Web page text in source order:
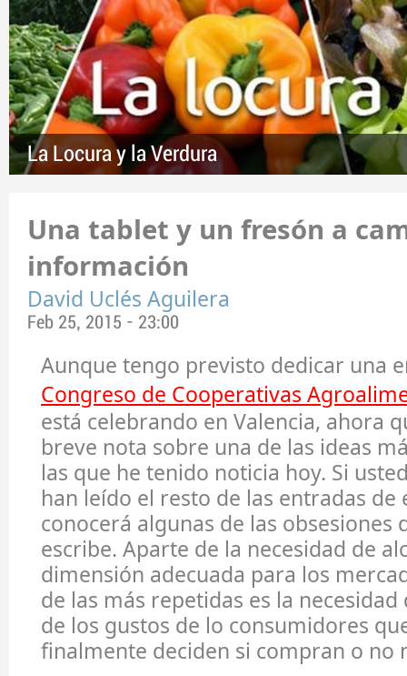
La Locura y la Verdura
Una tablet y un fresón a
información
David Uclés Aguilera
Feb 25, 2015 - 23:00
Aunque tengo previsto dedicar una
Congreso de Cooperativas
está celebrando en Valencia, ahora
breve nota sobre una de las ideas
las que he tenido noticia hoy. Si
han leído el resto de las entradas de
conocerá algunas de las obsesiones
escribe. Aparte de la necesidad de
dimensión adecuada para los
de las más repetidas es la
de los gustos de lo consumidores
finalmente deciden si compran o no